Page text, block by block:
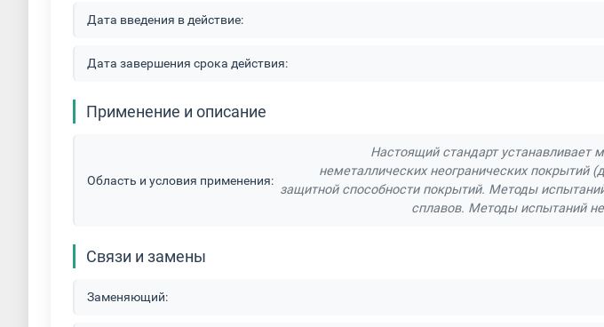
Дата введения в действие:
Дата завершения срока действия:
Применение и описание
Область и условия применения:
Настоящий стандарт устанавливает
неметаллических неогранических покрытий
защитной способности покрытий. Методы
сплавов. Методы испытаний
Связи и замены
Заменяющий: